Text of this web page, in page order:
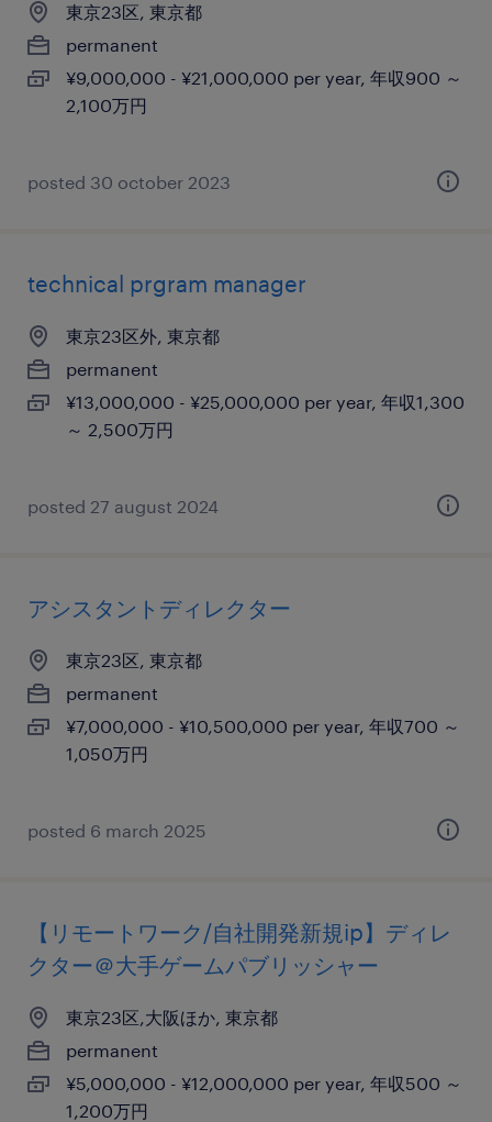
東京23区, 東京都
permanent
¥9,000,000 - ¥21,000,000 per year, 年収900 ～
2,100万円
posted 30 october 2023
technical prgram manager
東京23区外, 東京都
permanent
¥13,000,000 - ¥25,000,000 per year, 年収1,300
～ 2,500万円
posted 27 august 2024
アシスタントディレクター
東京23区, 東京都
permanent
¥7,000,000 - ¥10,500,000 per year, 年収700 ～
1,050万円
posted 6 march 2025
【リモートワーク/自社開発新規ip】ディレ
クター＠大手ゲームパブリッシャー
東京23区,大阪ほか, 東京都
permanent
¥5,000,000 - ¥12,000,000 per year, 年収500 ～
1,200万円